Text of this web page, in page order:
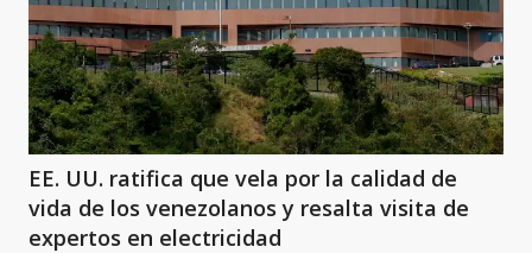
EE. UU. ratifica que vela por la calidad de
vida de los venezolanos y resalta visita de
expertos en electricidad